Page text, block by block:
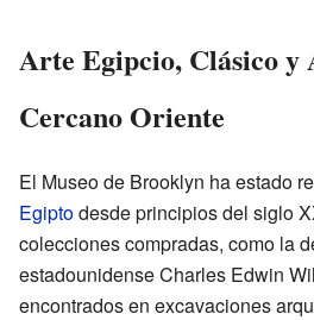
Arte Egipcio, Clásico y
Cercano Oriente
El Museo de Brooklyn ha estado
Egiptodesde principios del siglo
colecciones compradas, como la
estadounidense Charles Edwin
encontrados en excavaciones